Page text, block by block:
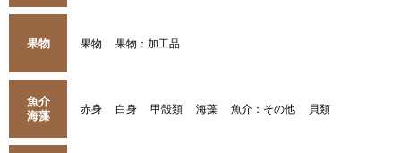
果物 果物 果物：加工品
魚介
海藻
赤身 白身 甲殻類 海藻 魚介：その他 貝類